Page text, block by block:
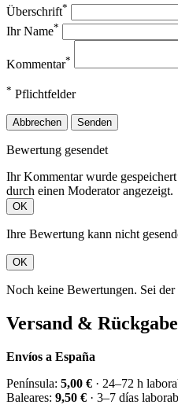
Überschrift*
Ihr Name*
Kommentar*
* Pflichtfelder
Abbrechen Senden
Bewertung gesendet
Ihr Kommentar wurde
durch einen Moderator angezeigt.
OK
Ihre Bewertung kann nicht
OK
Noch keine Bewertungen. Sei der
Versand & Rückgabe
Envíos a España
Península: 5,00 € · 24–72 h
Baleares: 9,50 € · 3–7 días